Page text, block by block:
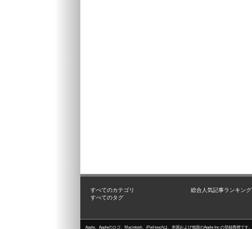
すべてのカテゴリ
すべてのタグ
総合人気記事ランキング
Apple、Appleのロゴ、Macintosh、iPod touchは、米国および他国のApple Inc.の登録商標です。